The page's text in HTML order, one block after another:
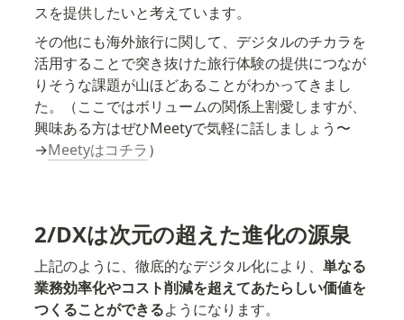
スを提供したいと考えています。
その他にも海外旅行に関して、デジタルのチカラを
活用することで突き抜けた旅行体験の提供につなが
りそうな課題が山ほどあることがわかってきまし
た。（ここではボリュームの関係上割愛しますが、
興味ある方はぜひMeetyで気軽に話しましょう〜
→Meetyはコチラ）
2/DXは次元の超えた進化の源泉
上記のように、徹底的なデジタル化により、 単なる
業務効率化やコスト削減を超えてあたらしい価値を
つくることができるようになります。